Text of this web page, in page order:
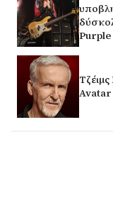
Purple
Avatar